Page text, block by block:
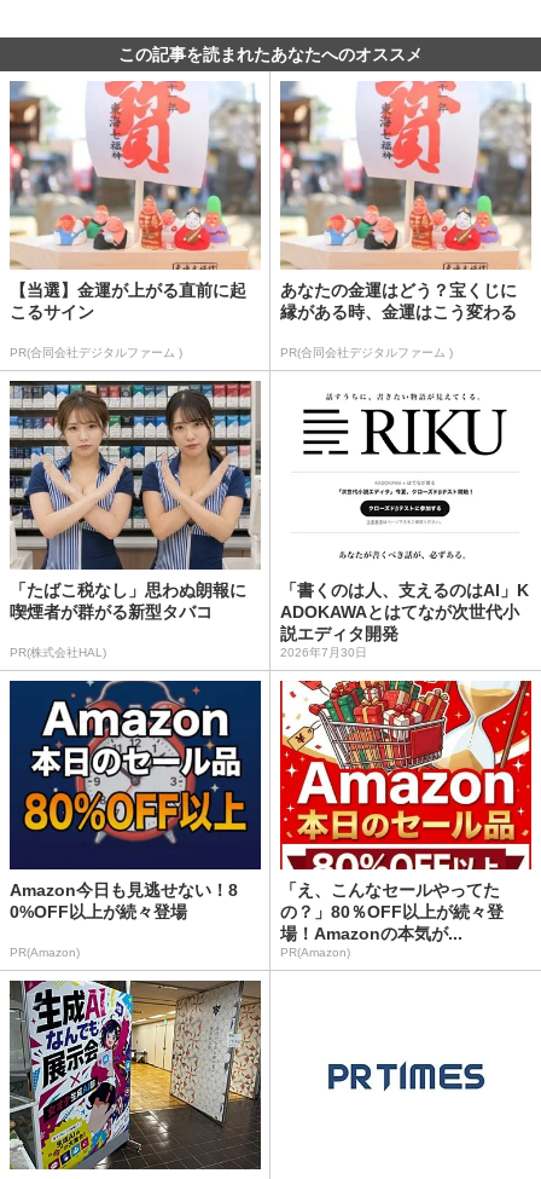
この記事を読まれたあなたへのオススメ
【当選】金運が上がる直前に起
こるサイン
PR(合同会社デジタルファーム )
あなたの金運はどう？宝くじに
縁がある時、金運はこう変わる
PR(合同会社デジタルファーム )
「たばこ税なし」思わぬ朗報に
喫煙者が群がる新型タバコ
PR(株式会社HAL)
「書くのは人、支えるのはAI」K
ADOKAWAとはてなが次世代小
説エディタ開発
2026年7月30日
Amazon今日も見逃せない！8
0%OFF以上が続々登場
PR(Amazon)
「え、こんなセールやってた
の？」80％OFF以上が続々登
場！Amazonの本気が...
PR(Amazon)